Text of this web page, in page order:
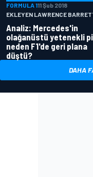
FORMULA 111 Şub 2018
EKLEYEN LAWRENCE
Analiz: Mercedes'in
olağanüstü yetenekli
neden F1'de geri plana
düştü?
DAHA